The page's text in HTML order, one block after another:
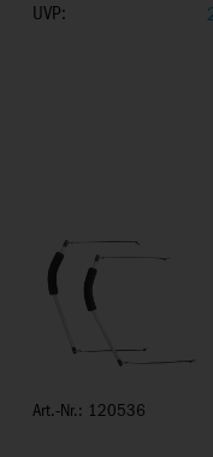
UVP:
Art.-Nr.: 120536